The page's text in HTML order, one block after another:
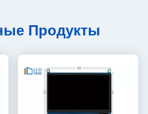
Продукты